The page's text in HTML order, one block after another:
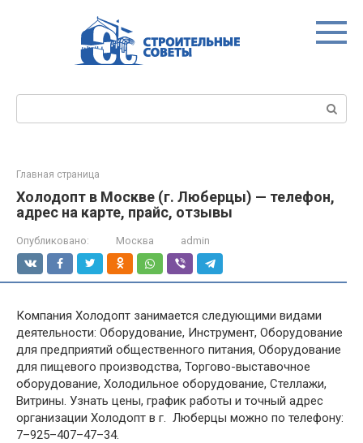
Главная страница
Холодопт в Москве (г. Люберцы) — телефон,
адрес на карте, прайс, отзывы
Опубликовано: Москва admin
Компания Холодопт занимается следующими видами
деятельности: Оборудование, Инструмент, Оборудование
для предприятий общественного питания, Оборудование
для пищевого производства, Торгово-выставочное
оборудование, Холодильное оборудование, Стеллажи,
Витрины. Узнать цены, график работы и точный адрес
организации Холодопт в г. Люберцы можно по телефону:
7–925–407–47–34.